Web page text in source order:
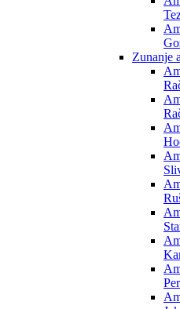
Zunanje